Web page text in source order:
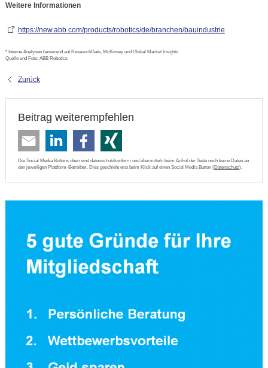
Weitere Informationen
https://new.abb.com/products/robotics/de/branchen/bauindustrie
* Interne Analysen basierend auf ResearchGate, McKinsey und Global Market Insights
Quelle und Foto: ABB Robotics
Zurück
Beitrag weiterempfehlen
Die Social Media Buttons oben sind datenschutzkonform und übermitteln beim Aufruf der Seite noch keine Daten an
den jeweiligen Plattform-Betreiber. Dies geschieht erst beim Klick auf einen Social Media Button (Datenschutz).